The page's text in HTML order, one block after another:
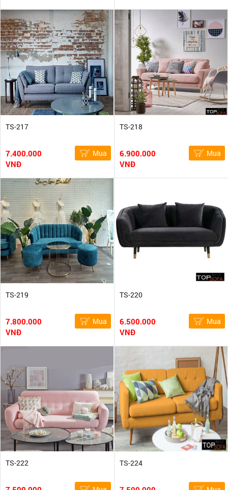
TS-217
7.400.000
VNĐ
Mua
TS-218
6.900.000
VNĐ
Mua
TS-219
7.800.000
VNĐ
Mua
TS-220
6.500.000
VNĐ
Mua
TS-222 TS-224